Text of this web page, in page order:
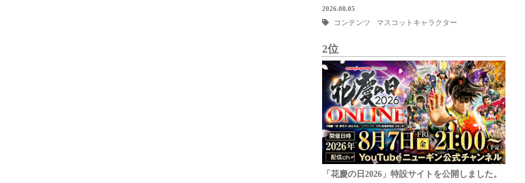
2026.08.05
コンテンツ マスコットキャラクター
2位
「花慶の日2026」特設サイトを公開しました。